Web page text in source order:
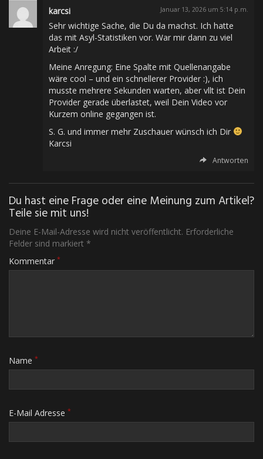
karcsi Januar 13, 2026 um 5:14 p.m.
Sehr wichtige Sache, die Du da machst. Ich hatte
das mit Asyl-Statistiken vor. War mir dann zu viel
Arbeit :/
Meine Anregung: Eine Spalte mit Quellenangabe
wäre cool – und ein schnellerer Provider :), ich
musste mehrere Sekunden warten, aber vllt ist Dein
Provider gerade überlastet, weil Dein Video vor
Kurzem online gegangen ist.
S. G. und immer mehr Zuschauer wünsch ich Dir
Karcsi
Antworten
Du hast eine Frage oder eine Meinung zum Artikel?
Teile sie mit uns!
Deine E-Mail-Adresse wird nicht veröffentlicht. Erforderliche
Felder sind markiert *
Kommentar *
Name *
E-Mail Adresse *